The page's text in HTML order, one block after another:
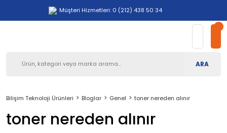
Müşteri Hizmetleri: 0 (212) 438 50 34
ARA
Bilişim Teknoloji Ürünleri Bloglar Genel toner nereden alınır
toner nereden alınır